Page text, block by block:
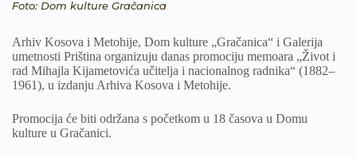
Foto: Dom kulture Gračanica
Arhiv Kosova i Metohije, Dom kulture „Gračanica“ i Galerija
umetnosti Priština organizuju danas promociju memoara „Život i
rad Mihajla Kijametovića učitelja i nacionalnog radnika“ (1882–
1961), u izdanju Arhiva Kosova i Metohije.
Promocija će biti održana s početkom u 18 časova u Domu
kulture u Gračanici.